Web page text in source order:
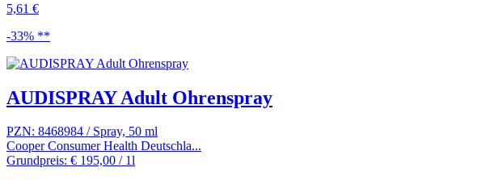
5,61 €
-33% **
AUDISPRAY Adult Ohrenspray
PZN: 8468984 / Spray, 50 ml
Cooper Consumer Health Deutschla...
Grundpreis: € 195,00 / 1l